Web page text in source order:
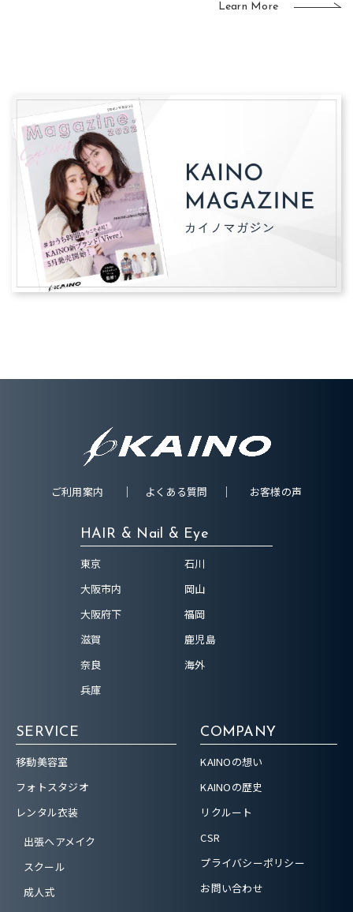
Learn More
ご利用案内 よくある質問 お客様の声
HAIR & Nail & Eye
東京
大阪市内
大阪府下
滋賀
奈良
兵庫
石川
岡山
福岡
鹿児島
海外
SERVICE
移動美容室
フォトスタジオ
レンタル衣装
出張ヘアメイク
スクール
成人式
COMPANY
KAINOの想い
KAINOの歴史
リクルート
CSR
プライバシーポリシー
お問い合わせ